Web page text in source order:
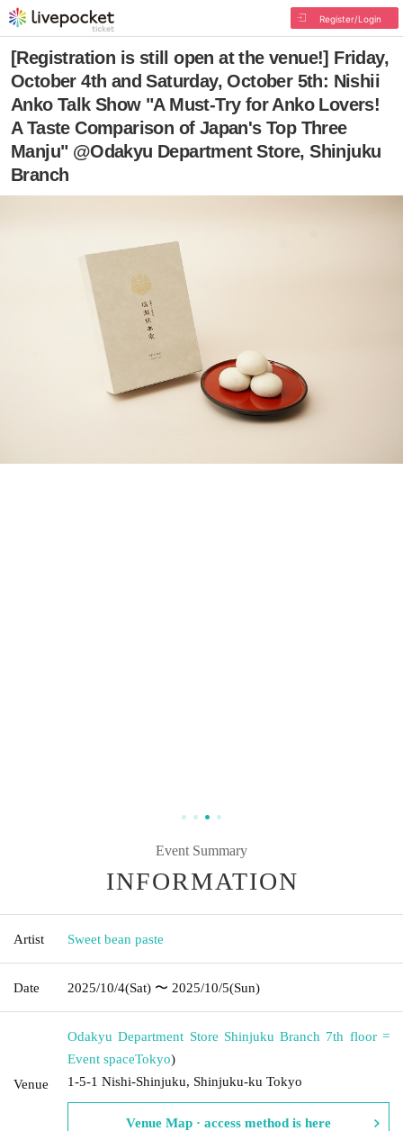
Register/Login
[Registration is still open at the venue!] Friday,
October 4th and Saturday, October 5th: Nishii
Anko Talk Show "A Must-Try for Anko Lovers!
A Taste Comparison of Japan's Top Three
Manju" @Odakyu Department Store, Shinjuku
Branch
Event Summary
INFORMATION
Artist Sweet bean paste
Date 2025/10/4(Sat) 〜 2025/10/5(Sun)
Venue
Odakyu Department Store Shinjuku Branch 7th floor =
Event spaceTokyo)
1-5-1 Nishi-Shinjuku, Shinjuku-ku Tokyo
Venue Map · access method is here